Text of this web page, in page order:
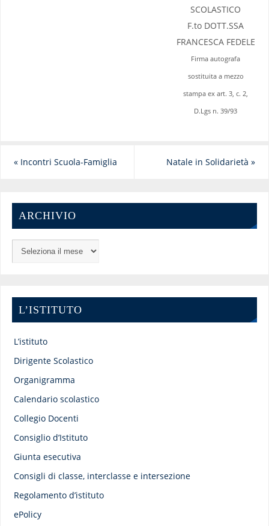
SCOLASTICO
F.to DOTT.SSA
FRANCESCA FEDELE
Firma autografa
sostituita a mezzo
stampa ex art. 3, c. 2,
D.Lgs n. 39/93
«Incontri Scuola-Famiglia Natale in Solidarietà»
ARCHIVIO
L’ISTITUTO
L’istituto
Dirigente Scolastico
Organigramma
Calendario scolastico
Collegio Docenti
Consiglio d’Istituto
Giunta esecutiva
Consigli di classe, interclasse e intersezione
Regolamento d’istituto
ePolicy